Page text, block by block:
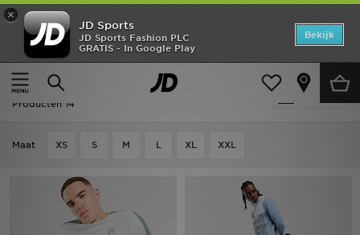
×
JD Sports
JD Sports Fashion PLC
GRATIS - In Google Play
Bekijk
Thuis
Heren Herenkleding Shorts
Heren - Reprimo Shorts
Producten 14
Maat XS S M L XL XXL
Home
Offers
New In